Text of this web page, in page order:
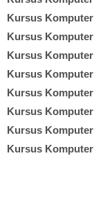
Kursus Komputer
Kursus Komputer
Kursus Komputer
Kursus Komputer
Kursus Komputer
Kursus Komputer
Kursus Komputer
Kursus Komputer